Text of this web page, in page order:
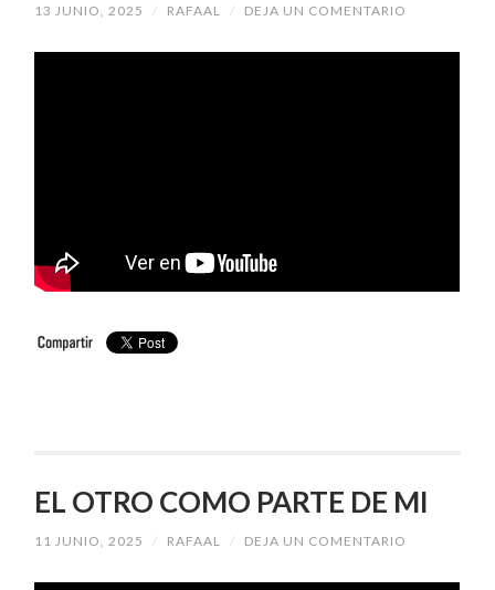
13 JUNIO, 2025 / RAFAAL / DEJA UN COMENTARIO
EL OTRO COMO PARTE DE MI
11 JUNIO, 2025 / RAFAAL / DEJA UN COMENTARIO